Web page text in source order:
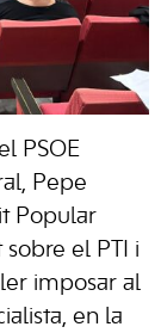
PSOE
Pepe
Popular
el PTI i
imposar al
en la